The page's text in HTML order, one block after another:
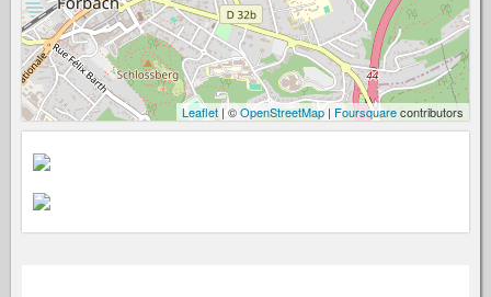
Leaflet | ©OpenStreetMap | Foursquarecontributors